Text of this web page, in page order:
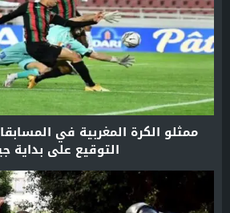
ممثلو الكرة المغربية في
التوقيع على بداية